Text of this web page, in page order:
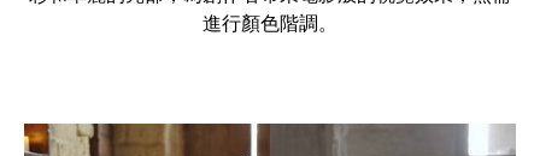
進行顏色階調。